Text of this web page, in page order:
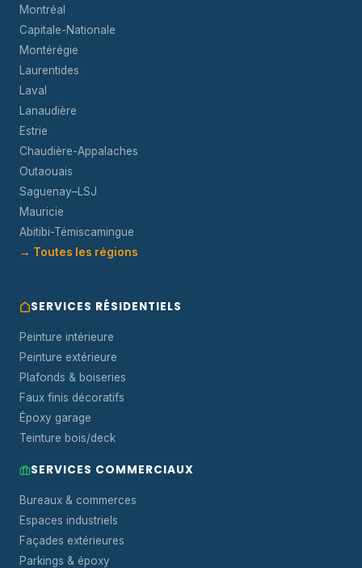
Montréal
Capitale-Nationale
Montérégie
Laurentides
Laval
Lanaudière
Estrie
Chaudière-Appalaches
Outaouais
Saguenay–LSJ
Mauricie
Abitibi-Témiscamingue
→ Toutes les régions
SERVICES RÉSIDENTIELS
Peinture intérieure
Peinture extérieure
Plafonds & boiseries
Faux finis décoratifs
Époxy garage
Teinture bois/deck
SERVICES COMMERCIAUX
Bureaux & commerces
Espaces industriels
Façades extérieures
Parkings & époxy